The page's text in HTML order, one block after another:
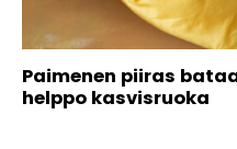
Paimenen piiras
helppo kasvisruoka